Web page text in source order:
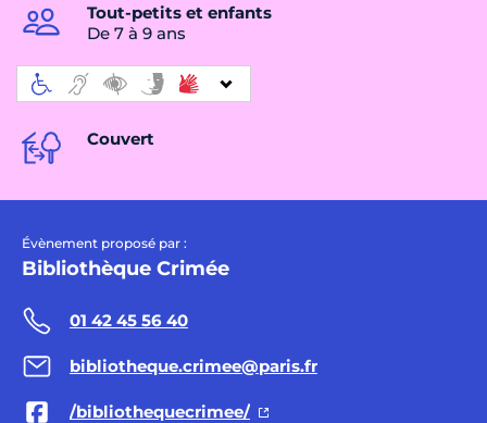
Tout-petits et enfants
De 7 à 9 ans
Couvert
Évènement proposé par :
Bibliothèque Crimée
01 42 45 56 40
bibliotheque.crimee@paris.fr
/bibliothequecrimee/